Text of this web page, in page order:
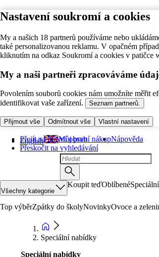
Nastavení soukromí a cookies
My a našich 18 partnerů používáme nebo
také personalizovanou reklamu. V opačném
kliknutím na odkaz Soukromí a cookies v patičce
My a naši partneři zpracováváme
Povolením souborů cookies nám umožníte měřit
identifikovat vaše zařízení.
Seznam partnerů.
Přijmout vše Odmítnout vše Vlastní nastavení
Přejít na hlavní obsah
Přeskočit na vyhledávání
English Můj první nákupNápověda
Všechny kategorie
Koupit teďOblíbené
Top výběrZpátky do školyNovinkyOvoce a
Speciální nabídky
Speciální nabídky